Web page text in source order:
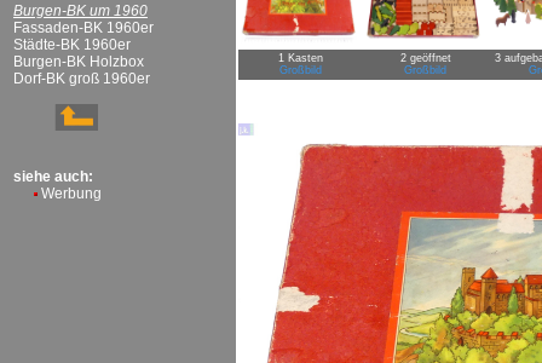
Burgen-BK um 1960
Fassaden-BK 1960er
Städte-BK 1960er
Burgen-BK Holzbox
Dorf-BK groß 1960er
siehe auch:
Werbung
1 Kasten
Großbild
2 geöffnet
Großbild
3